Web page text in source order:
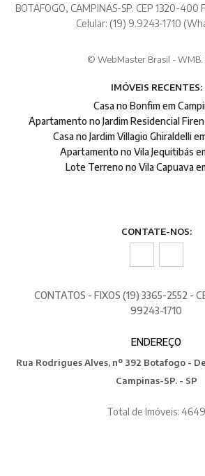
BOTAFOGO, CAMPINAS-SP. CEP 1320-400
Celular: (19) 9.9243-1710
© WebMaster Brasil - WMB.
IMÓVEIS RECENTES:
Casa no Bonfim em
Apartamento no Jardim Residencial
Casa no Jardim Villagio Ghiraldelli
Apartamento no Vila Jequitibás
Lote Terreno no Vila Capuava
CONTATE-NOS:
CONTATOS - FIXOS (19) 3365-2552 -
99243-1710
ENDEREÇO
Rua Rodrigues Alves, nº 392 Botafogo -
Campinas-SP. - SP
Total de Imóveis: 4649